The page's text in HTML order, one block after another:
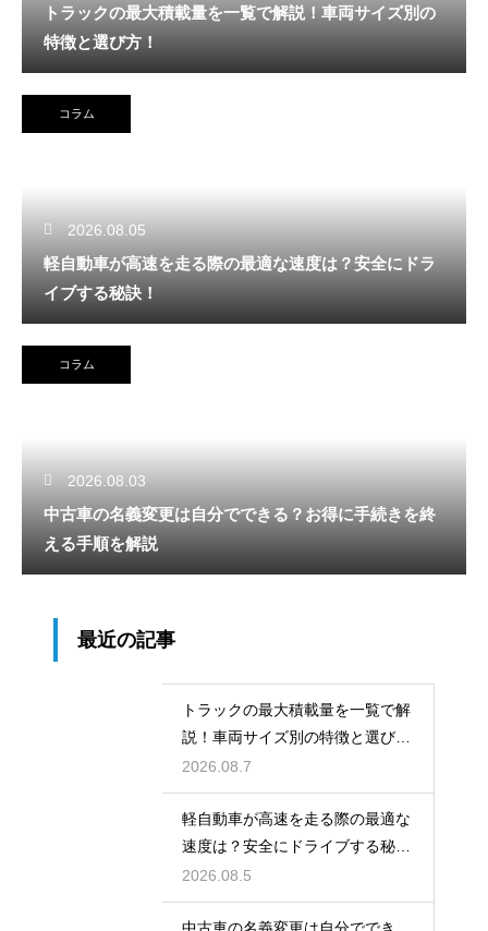
トラックの最大積載量を一覧で解説！車両サイズ別の
特徴と選び方！
コラム
2026.08.05
軽自動車が高速を走る際の最適な速度は？安全にドラ
イブする秘訣！
コラム
2026.08.03
中古車の名義変更は自分でできる？お得に手続きを終
える手順を解説
最近の記事
トラックの最大積載量を一覧で解
説！車両サイズ別の特徴と選び
方！
2026.08.7
軽自動車が高速を走る際の最適な
速度は？安全にドライブする秘
訣！
2026.08.5